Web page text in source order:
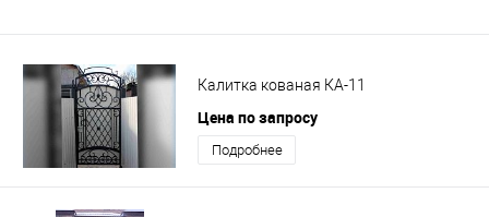
Калитка кованая КА-11
Цена по запросу
Подробнее